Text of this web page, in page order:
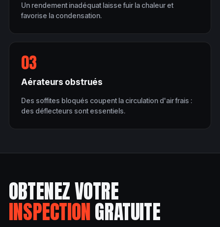
Un rendement inadéquat laisse fuir la chaleur et
favorise la condensation.
03
Aérateurs obstrués
Des soffites bloqués coupent la circulation d'air frais :
des déflecteurs sont essentiels.
OBTENEZ VOTRE
INSPECTIONGRATUITE